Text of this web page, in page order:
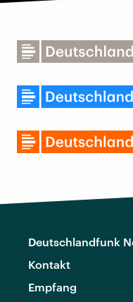
Deutschlandfunk
Kontakt
Empfang